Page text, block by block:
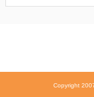
Copyright